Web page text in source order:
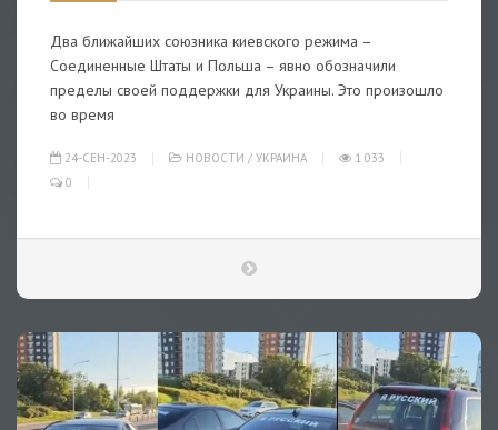
Два ближайших союзника киевского режима –
Соединенные Штаты и Польша – явно обозначили
пределы своей поддержки для Украины. Это произошло
во время
24-СЕН-2023 НОВОСТИ / УКРАИНА
1 033
0